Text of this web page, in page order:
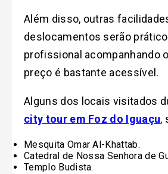
Além disso, outras
deslocamentos serão
profissional acompanhando
preço é bastante acessível.
Alguns dos locais visitados
city tour em Foz do Iguaçu,
Mesquita Omar Al-Khattab.
Catedral de Nossa Senhora de
Templo Budista.